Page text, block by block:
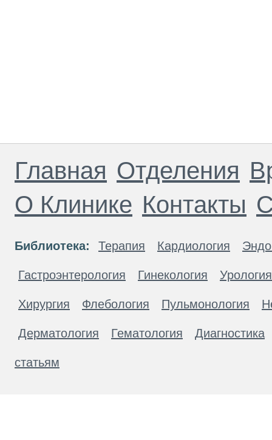
Главная Отделения
О Клинике Контакты
Библиотека: Терапия Кардиология
Гастроэнтерология Гинекология Урология
Хирургия Флебология Пульмонология
Дерматология Гематология Диагностика
статьям